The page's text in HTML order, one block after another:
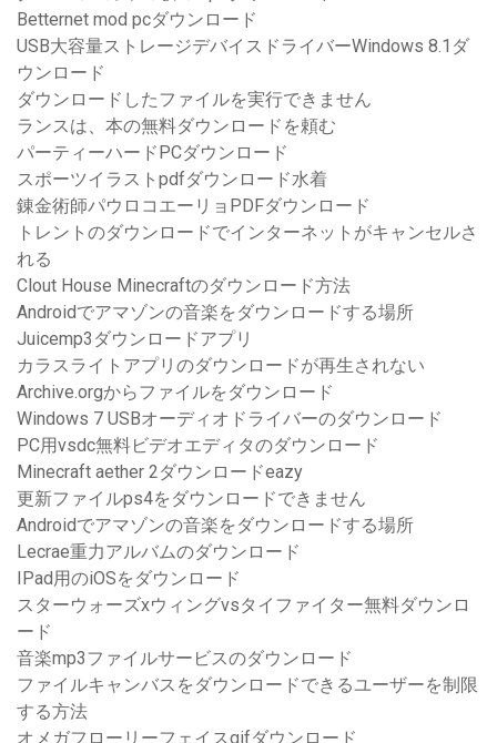
Betternet mod pcダウンロード
USB大容量ストレージデバイスドライバーWindows 8.1ダ
ウンロード
ダウンロードしたファイルを実行できません
ランスは、本の無料ダウンロードを頼む
パーティーハードPCダウンロード
スポーツイラストpdfダウンロード水着
錬金術師パウロコエーリョPDFダウンロード
トレントのダウンロードでインターネットがキャンセルさ
れる
Clout House Minecraftのダウンロード方法
Androidでアマゾンの音楽をダウンロードする場所
Juicemp3ダウンロードアプリ
カラスライトアプリのダウンロードが再生されない
Archive.orgからファイルをダウンロード
Windows 7 USBオーディオドライバーのダウンロード
PC用vsdc無料ビデオエディタのダウンロード
Minecraft aether 2ダウンロードeazy
更新ファイルps4をダウンロードできません
Androidでアマゾンの音楽をダウンロードする場所
Lecrae重力アルバムのダウンロード
IPad用のiOSをダウンロード
スターウォーズxウィングvsタイファイター無料ダウンロ
ード
音楽mp3ファイルサービスのダウンロード
ファイルキャンバスをダウンロードできるユーザーを制限
する方法
オメガフローリーフェイスgifダウンロード